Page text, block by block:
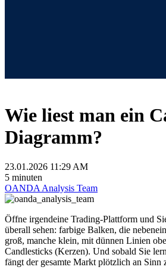
Wie liest man ein
Diagramm?
23.01.2026 11:29 AM
5 minuten
OANDA Analysis Team
Öffne irgendeine Trading-Plattform und
überall sehen: farbige Balken, die
groß, manche klein, mit dünnen Linien
Candlesticks (Kerzen). Und sobald Sie
fängt der gesamte Markt plötzlich an Sinn